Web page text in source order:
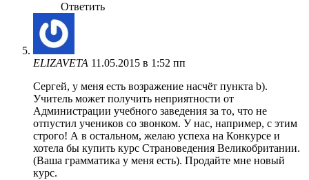
Ответить
ELIZAVETA 11.05.2015 в 1:52 пп
Сергей, у меня есть возражение насчёт пункта b).
Учитель может получить неприятности от
Администрации учебного заведения за то, что не
отпустил учеников со звонком. У нас, например, с этим
строго! А в остальном, желаю успеха на Конкурсе и
хотела бы купить курс Страноведения Великобритании.
(Ваша грамматика у меня есть). Продайте мне новый
курс.